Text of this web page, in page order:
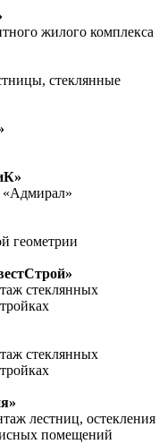
жилого комплекса
стеклянные
геометрии
стеклянных
стеклянных
лестниц, остекления
помещений